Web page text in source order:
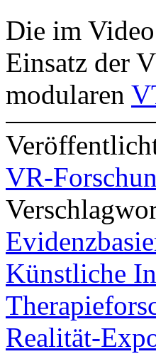
Die im
Einsatz der
modularen
VR-
Künstliche
Realität-